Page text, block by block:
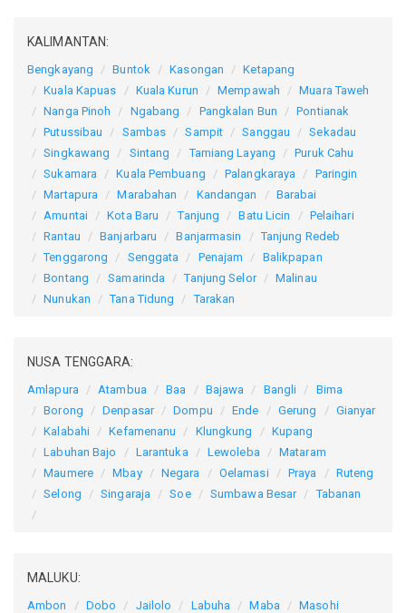
KALIMANTAN:
Bengkayang Buntok Kasongan
Ketapang
Kuala Kapuas
Kuala Kurun Mempawah
Muara Taweh
Nanga Pinoh
Ngabang Pangkalan Bun
Pontianak
Putussibau
Sambas Sampit Sanggau
Sekadau
Singkawang
Sintang Tamiang Layang
Puruk Cahu
Sukamara
Kuala Pembuang Palangkaraya
Paringin
Martapura
Marabahan Kandangan
Barabai
Amuntai
Kota Baru Tanjung Batu Licin
Pelaihari
Rantau
Banjarbaru Banjarmasin
Tanjung Redeb
Tenggarong
Senggata Penajam
Balikpapan
Bontang
Samarinda Tanjung Selor
Malinau
Nunukan
Tana Tidung Tarakan
NUSA TENGGARA:
Amlapura Atambua Baa Bajawa Bangli
Bima
Borong
Denpasar Dompu Ende Gerung
Gianyar
Kalabahi
Kefamenanu Klungkung
Kupang
Labuhan Bajo
Larantuka Lewoleba
Mataram
Maumere
Mbay Negara Oelamasi Praya
Ruteng
Selong
Singaraja Soe Sumbawa Besar Tabanan
MALUKU:
Ambon Dobo Jailolo Labuha Maba
Masohi